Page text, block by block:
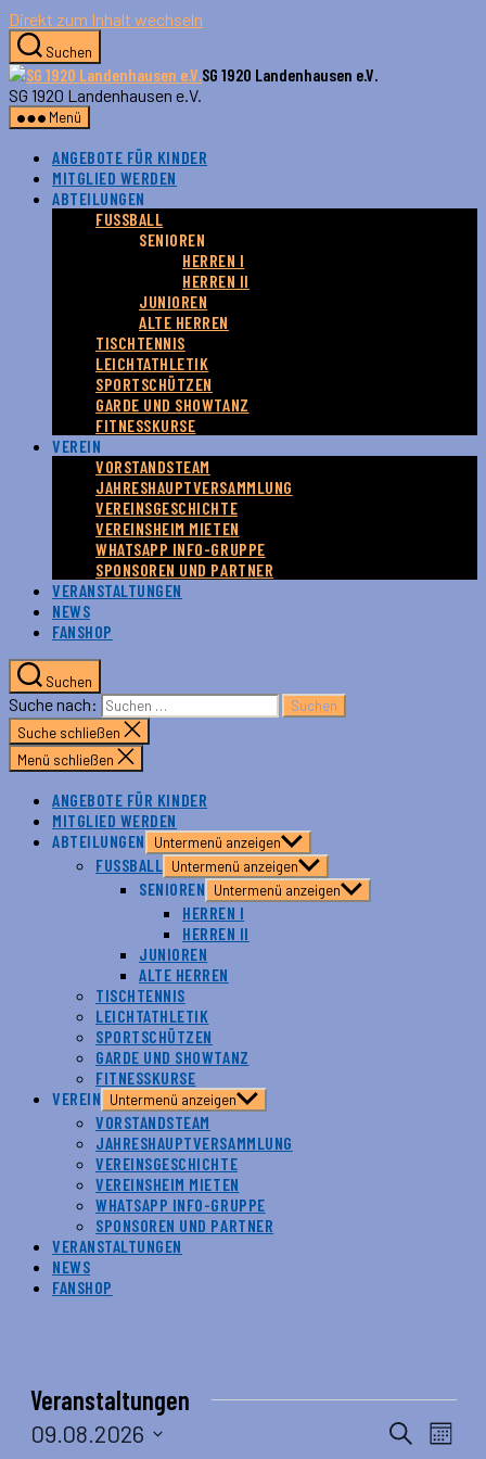
Direkt zum Inhalt wechseln
Suchen
SG 1920 Landenhausen e.V.
SG 1920 Landenhausen e.V.
Menü
ANGEBOTE FÜR KINDER
MITGLIED WERDEN
ABTEILUNGEN
FUSSBALL
SENIOREN
HERREN I
HERREN II
JUNIOREN
ALTE HERREN
TISCHTENNIS
LEICHTATHLETIK
SPORTSCHÜTZEN
GARDE UND SHOWTANZ
FITNESSKURSE
VEREIN
VORSTANDSTEAM
JAHRESHAUPTVERSAMMLUNG
VEREINSGESCHICHTE
VEREINSHEIM MIETEN
WHATSAPP INFO-GRUPPE
SPONSOREN UND PARTNER
VERANSTALTUNGEN
NEWS
FANSHOP
Suchen
Suche nach:
Suche schließen
Menü schließen
ANGEBOTE FÜR KINDER
MITGLIED WERDEN
ABTEILUNGEN
Untermenü anzeigen
FUSSBALL Untermenü anzeigen
SENIOREN Untermenü anzeigen
HERREN I
HERREN II
JUNIOREN
ALTE HERREN
TISCHTENNIS
LEICHTATHLETIK
SPORTSCHÜTZEN
GARDE UND SHOWTANZ
FITNESSKURSE
VEREIN
Untermenü anzeigen
VORSTANDSTEAM
JAHRESHAUPTVERSAMMLUNG
VEREINSGESCHICHTE
VEREINSHEIM MIETEN
WHATSAPP INFO-GRUPPE
SPONSOREN UND PARTNER
VERANSTALTUNGEN
NEWS
FANSHOP
Veranstaltungen
Suche
Monat
09.08.2026